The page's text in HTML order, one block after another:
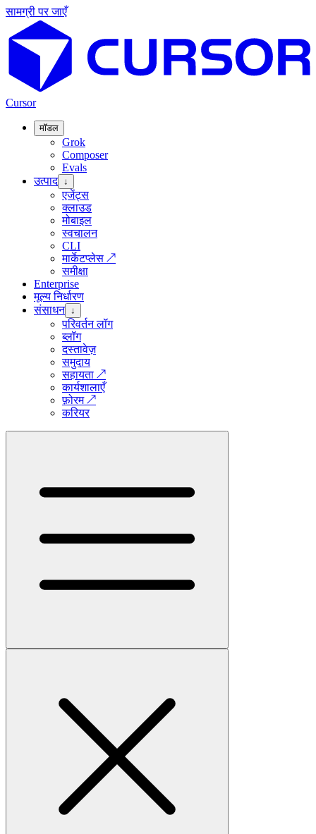
सामग्री पर जाएँ
Cursor
मॉडल
Grok
Composer
Evals
उत्पाद ↓
एजेंट्स
क्लाउड
मोबाइल
स्वचालन
CLI
मार्केटप्लेस ↗
समीक्षा
Enterprise
मूल्य निर्धारण
संसाधन ↓
परिवर्तन लॉग
ब्लॉग
दस्तावेज़
समुदाय
सहायता ↗
कार्यशालाएँ
फ़ोरम↗
करियर